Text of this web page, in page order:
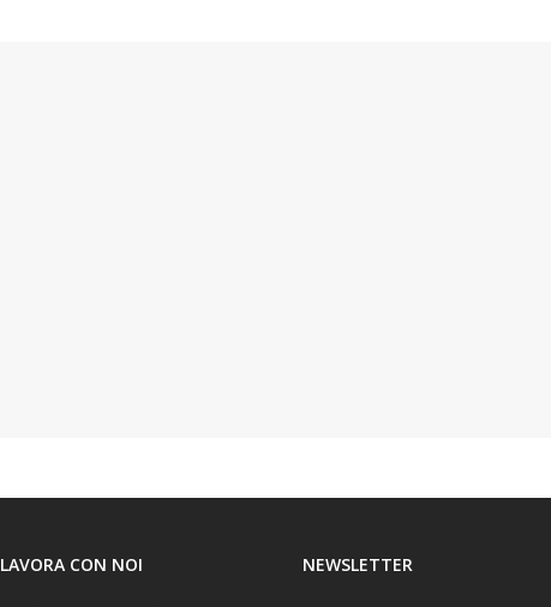
LAVORA CON NOI NEWSLETTER